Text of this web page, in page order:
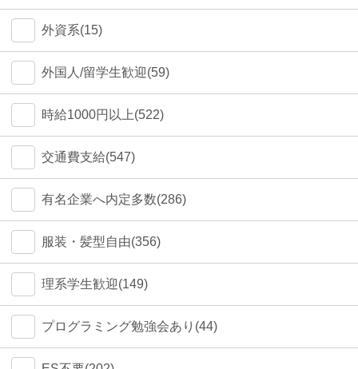
外資系(15)
外国人/留学生歓迎(59)
時給1000円以上(522)
交通費支給(547)
有名企業へ内定多数(286)
服装・髪型自由(356)
理系学生歓迎(149)
プログラミング勉強会あり(44)